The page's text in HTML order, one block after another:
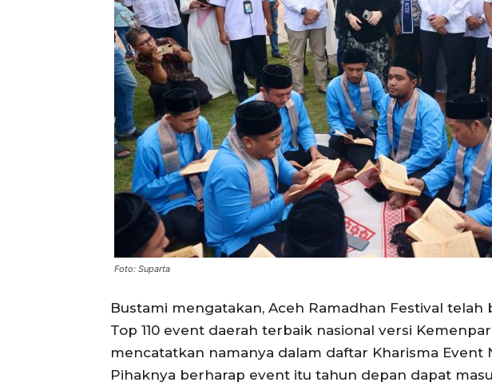
Foto: Suparta
Bustami mengatakan, Aceh Ramadhan Festival telah
Top 110 event daerah terbaik nasional versi
mencatatkan namanya dalam daftar Kharisma Event
Pihaknya berharap event itu tahun depan dapat